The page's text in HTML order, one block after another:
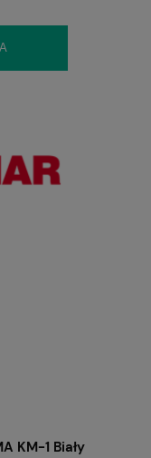
KM-1 Biały